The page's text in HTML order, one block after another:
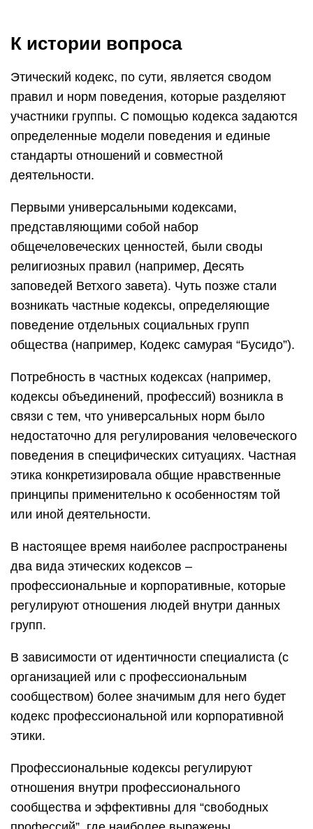
К истории вопроса
Этический кодекс, по сути, является сводом
правил и норм поведения, которые разделяют
участники группы. С помощью кодекса задаются
определенные модели поведения и единые
стандарты отношений и совместной
деятельности.
Первыми универсальными кодексами,
представляющими собой набор
общечеловеческих ценностей, были своды
религиозных правил (например, Десять
заповедей Ветхого завета). Чуть позже стали
возникать частные кодексы, определяющие
поведение отдельных социальных групп
общества (например, Кодекс самурая “Бусидо”).
Потребность в частных кодексах (например,
кодексы объединений, профессий) возникла в
связи с тем, что универсальных норм было
недостаточно для регулирования человеческого
поведения в специфических ситуациях. Частная
этика конкретизировала общие нравственные
принципы применительно к особенностям той
или иной деятельности.
В настоящее время наиболее распространены
два вида этических кодексов –
профессиональные и корпоративные, которые
регулируют отношения людей внутри данных
групп.
В зависимости от идентичности специалиста (с
организацией или с профессиональным
сообществом) более значимым для него будет
кодекс профессиональной или корпоративной
этики.
Профессиональные кодексы регулируют
отношения внутри профессионального
сообщества и эффективны для “свободных